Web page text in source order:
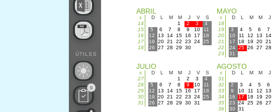
ÚTILES
0
ABRIL
s D L M M J V
S
14
1 2 3
4
15
5 6 7 8 9 10
11
16
12 13 14 15 16 17
18
17
19 20 21 22 23 24 25
18
26 27 28 29 30
MAYO
s D L M M J
18
19
3 4 5 6 7
20
10 11 12 13 14
21
17 18 19 20 21
22
24 25 26 27 28
23
31
JULIO
s D L M M J V
S
27
1 2 3
4
28
5 6 7 8 9 10
11
29
12 13 14 15 16 17
18
30
19 20 21 22 23 24 25
31
26 27 28 29 30 31
AGOSTO
s D L M M J
31
32
2 3 4 5 6
33
9 10 11 12 13
34
16 17 18 19 20
35
23 24 25 26 27
36
30 31